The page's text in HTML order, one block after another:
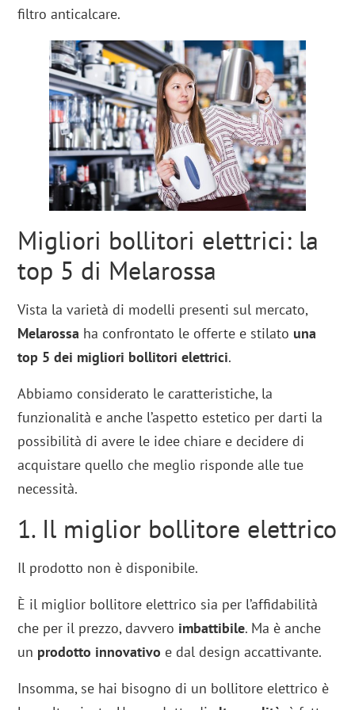
filtro anticalcare.
Migliori bollitori elettrici: la
top 5 di Melarossa
Vista la varietà di modelli presenti sul mercato,
Melarossa ha confrontato le offerte e stilato una
top 5 dei migliori bollitori elettrici.
Abbiamo considerato le caratteristiche, la
funzionalità e anche l’aspetto estetico per darti la
possibilità di avere le idee chiare e decidere di
acquistare quello che meglio risponde alle tue
necessità.
1. Il miglior bollitore elettrico
Il prodotto non è disponibile.
È il miglior bollitore elettrico sia per l’affidabilità
che per il prezzo, davvero imbattibile. Ma è anche
un prodotto innovativo e dal design accattivante.
Insomma, se hai bisogno di un bollitore elettrico è